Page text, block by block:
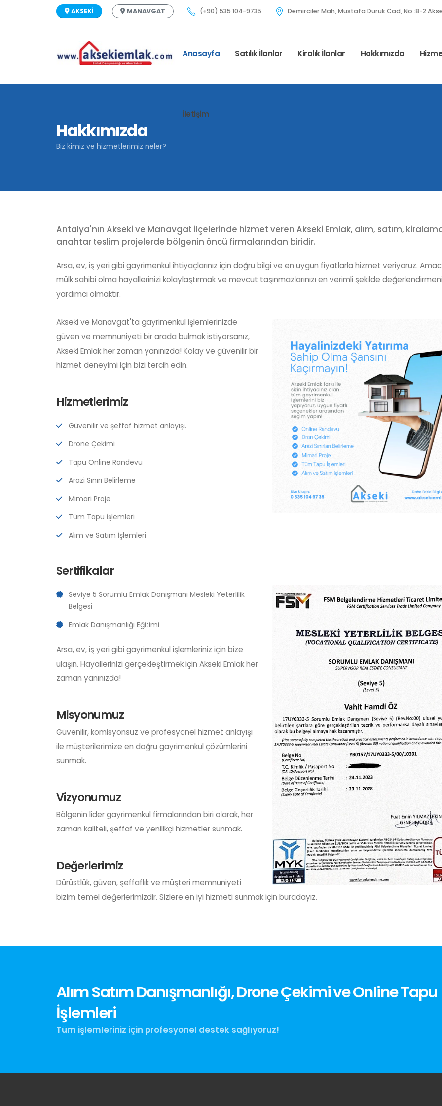
AKSEKİ MANAVGAT (+90) 535 104-9735 Demirciler Mah, Mustafa Duruk Cad, No :8-2
Anasayfa Satılık İlanlar Kiralık İlanlar Hakkımızda
İletişim
Hakkımızda
Biz kimiz ve hizmetlerimiz neler?
Antalya'nın Akseki ve Manavgat ilçelerinde hizmet veren Akseki Emlak, alım, satım,
anahtar teslim projelerde bölgenin öncü firmalarından biridir.
Arsa, ev, iş yeri gibi gayrimenkul ihtiyaçlarınız için doğru bilgi ve en uygun fiyatlarla hizmet veriyoruz.
mülk sahibi olma hayallerinizi kolaylaştırmak ve mevcut taşınmazlarınızı en verimli şekilde
yardımcı olmaktır.
Akseki ve Manavgat'ta gayrimenkul işlemlerinizde
güven ve memnuniyeti bir arada bulmak istiyorsanız,
Akseki Emlak her zaman yanınızda! Kolay ve güvenilir bir
hizmet deneyimi için bizi tercih edin.
Hizmetlerimiz
Güvenilir ve şeffaf hizmet anlayışı.
Drone Çekimi
Tapu Online Randevu
Arazi Sınırı Belirleme
Mimari Proje
Tüm Tapu İşlemleri
Alım ve Satım İşlemleri
Sertifikalar
Seviye 5 Sorumlu Emlak Danışmanı Mesleki Yeterlilik
Belgesi
Emlak Danışmanlığı Eğitimi
Arsa, ev, iş yeri gibi gayrimenkul işlemleriniz için bize
ulaşın. Hayallerinizi gerçekleştirmek için Akseki Emlak her
zaman yanınızda!
Misyonumuz
Güvenilir, komisyonsuz ve profesyonel hizmet anlayışı
ile müşterilerimize en doğru gayrimenkul çözümlerini
sunmak.
Vizyonumuz
Bölgenin lider gayrimenkul firmalarından biri olarak, her
zaman kaliteli, şeffaf ve yenilikçi hizmetler sunmak.
Değerlerimiz
Dürüstlük, güven, şeffaflık ve müşteri memnuniyeti
bizim temel değerlerimizdir. Sizlere en iyi hizmeti sunmak için buradayız.
Semih Kenar
(+90) 544 969 91 91
info@aksekiemlak.com
(+90) 544 969 91 91
info@aksekiemlak.com
(+90) 535
SATILIK
Demirciler Mahallesi
DEMİRCİLERDE SATILIK 2 + 1
AKSEKİ EMLAK'TAN
KEPEZBELENİ'NDE SATILIK
ARAZİ
Alım Satım Danışmanlığı, Drone Çekimi ve Online Tapu
İşlemleri
Tüm işlemleriniz için profesyonel destek sağlıyoruz!